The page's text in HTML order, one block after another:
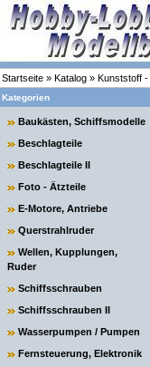
Startseite » Katalog » Kunststoff -
Kategorien
Baukästen, Schiffsmodelle
Beschlagteile
Beschlagteile II
Foto - Ätzteile
E-Motore, Antriebe
Querstrahlruder
Wellen, Kupplungen,
Ruder
Schiffsschrauben
Schiffsschrauben II
Wasserpumpen / Pumpen
Fernsteuerung, Elektronik